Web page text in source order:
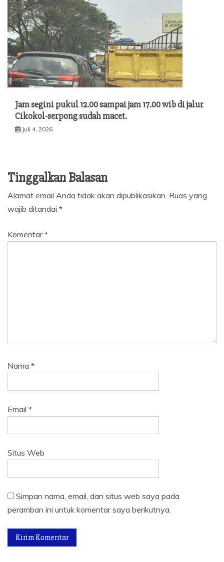
Jam segini pukul 12.00 sampai jam 17.00 wib di jalur
Cikokol-serpong sudah macet.
Juli 4, 2026
Tinggalkan Balasan
Alamat email Anda tidak akan dipublikasikan. Ruas yang
wajib ditandai *
Komentar*
Nama *
Email *
Situs Web
Simpan nama, email, dan situs web saya pada
peramban ini untuk komentar saya berikutnya.